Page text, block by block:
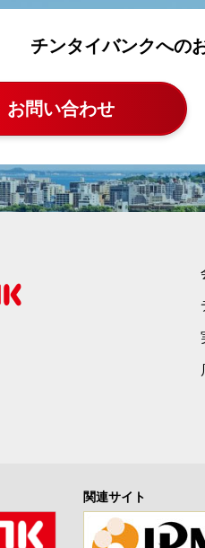
チンタイバンクへの
お問い合わせ
関連サイト